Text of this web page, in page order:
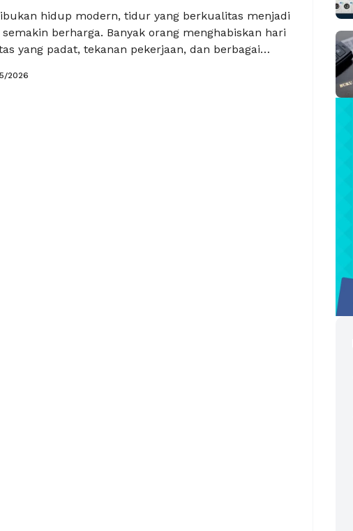
hidup modern, tidur yang berkualitas menjadi
berharga. Banyak orang menghabiskan hari
yang padat, tekanan pekerjaan, dan berbagai
mungkin terasa lelah, tetapi pikiran masih
2026